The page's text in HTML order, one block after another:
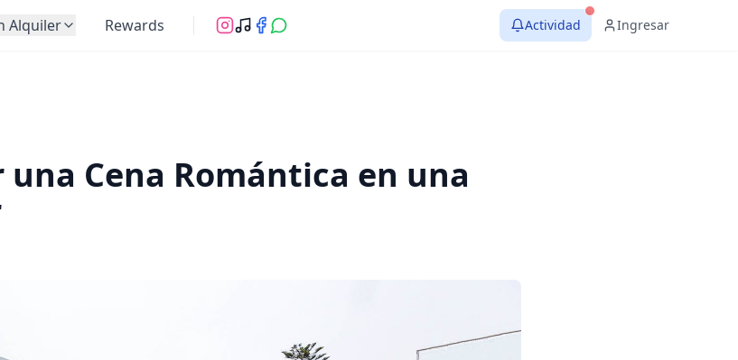
Alquiler Rewards Actividad Ingresar
Cena Romántica en una